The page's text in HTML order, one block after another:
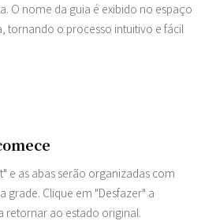
O nome da guia é exibido no espaço
tornando o processo intuitivo e fácil
e as abas serão organizadas com
grade. Clique em "Desfazer" a
retornar ao estado original.